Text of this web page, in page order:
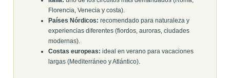
Florencia, Venecia y costa).
Países Nórdicos: recomendado para naturaleza y
experiencias diferentes (fiordos, auroras, ciudades
modernas).
Costas europeas: ideal en verano para vacaciones
largas (Mediterráneo y Atlántico).